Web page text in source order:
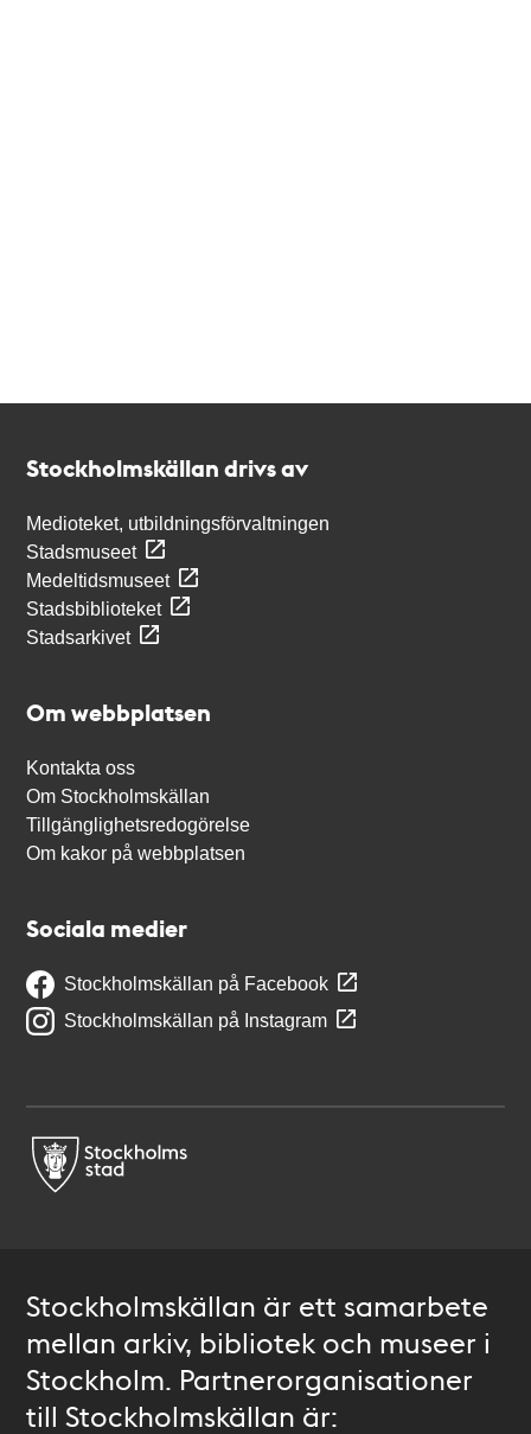
Stockholmskällan drivs av
Medioteket, utbildningsförvaltningen
Stadsmuseet
Medeltidsmuseet
Stadsbiblioteket
Stadsarkivet
Om webbplatsen
Kontakta oss
Om Stockholmskällan
Tillgänglighetsredogörelse
Om kakor på webbplatsen
Sociala medier
Stockholmskällan på Facebook
Stockholmskällan på Instagram
Stockholmskällan är ett samarbete
mellan arkiv, bibliotek och museer i
Stockholm. Partnerorganisationer
till Stockholmskällan är: